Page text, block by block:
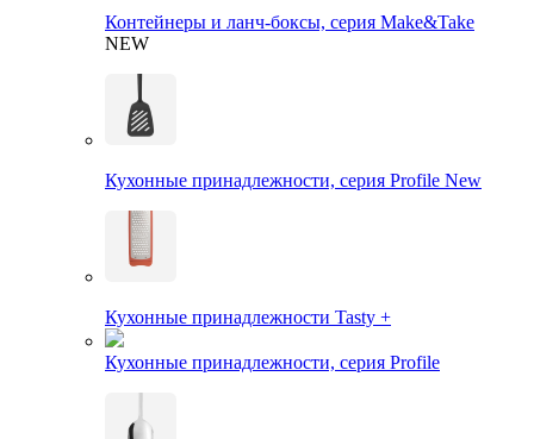
Контейнеры и ланч-боксы, серия Make&Take
NEW
Кухонные принадлежности, серия Profile New
Кухонные принадлежности Tasty +
Кухонные принадлежности, серия Profile